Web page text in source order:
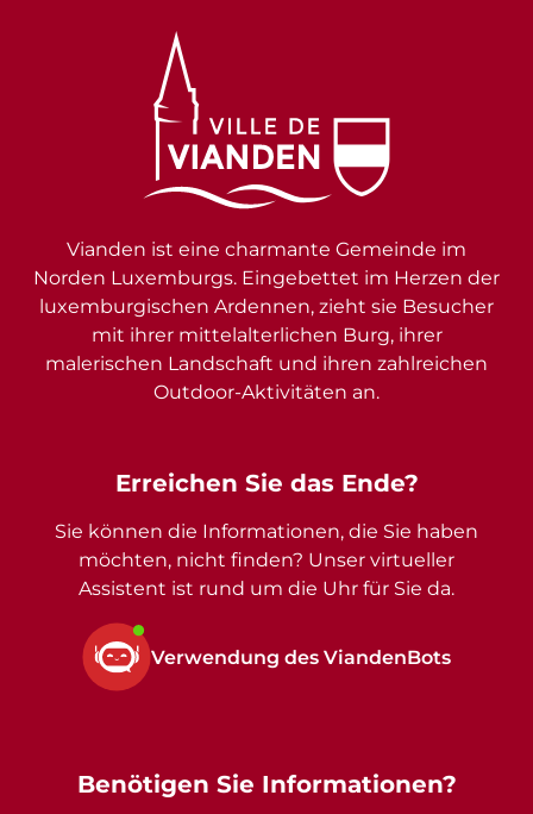
Erreichen Sie das Ende?
Sie können die Informationen, die Sie haben
möchten, nicht finden? Unser virtueller
Assistent ist rund um die Uhr für Sie da.
Verwendung des ViandenBots
Vianden ist eine charmante Gemeinde im
Norden Luxemburgs. Eingebettet im Herzen der
luxemburgischen Ardennen, zieht sie Besucher
mit ihrer mittelalterlichen Burg, ihrer
malerischen Landschaft und ihren zahlreichen
Outdoor-Aktivitäten an.
Benötigen Sie Informationen?